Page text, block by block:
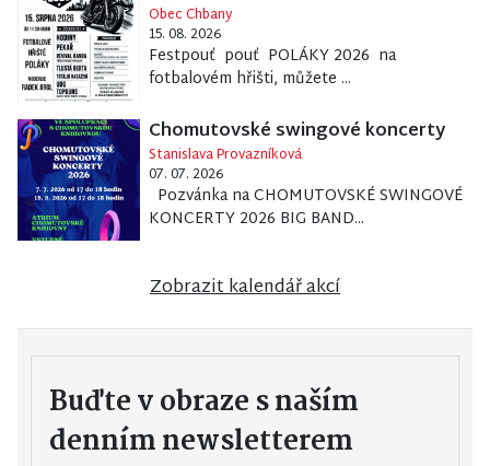
Obec Chbany
15. 08. 2026
Festpouť pouť POLÁKY 2026 na
fotbalovém hřišti, můžete ...
Chomutovské swingové koncerty
Stanislava Provazníková
07. 07. 2026
Pozvánka na CHOMUTOVSKÉ SWINGOVÉ
KONCERTY 2026 BIG BAND...
Zobrazit kalendář akcí
Buďte v obraze s naším
denním newsletterem